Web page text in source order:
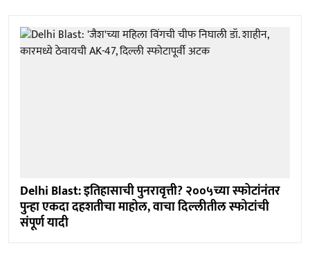
Delhi Blast: इतिहासाची पुनरावृत्ती? २००५च्या स्फोटांनंतर
पुन्हा एकदा दहशतीचा माहोल, वाचा दिल्लीतील स्फोटांची
संपूर्ण यादी